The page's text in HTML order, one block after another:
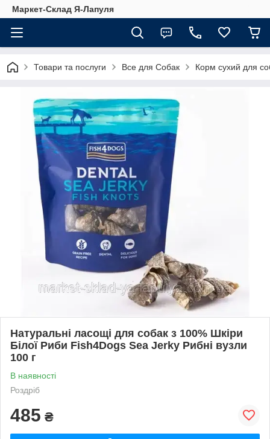
Маркет-Склад Я-Лапуля
Товари та послуги Все для Собак Корм сухий для
Натуральні ласощі для собак з 100% Шкіри
Білої Риби Fish4Dogs Sea Jerky Рибні вузли
100 г
В наявності
Роздріб
485 ₴